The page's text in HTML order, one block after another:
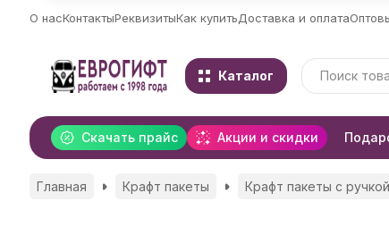
О насКонтактыРеквизитыКак купитьДоставка и оплата
Каталог
Скачать прайс Акции и скидки
Главная Крафт пакеты Крафт пакеты с ручкой